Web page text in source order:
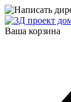
Ваша корзина